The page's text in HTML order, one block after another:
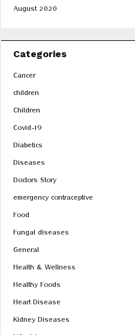
August 2020
Categories
Cancer
children
Children
Covid-19
Diabetics
Diseases
Doctors Story
emergency contraceptive
Food
Fungal diseases
General
Health & Wellness
Healthy Foods
Heart Disease
Kidney Diseases